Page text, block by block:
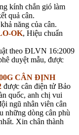
kính chắn gió làm
quả cân.
khả năng của cân.
OK, Hiệu chuẩn
theo ĐLVN 16:2009
duyệt mẫu, được
CÂN ĐỊNH
được cân điện tử Bảo
quốc, anh chị vui
ngũ nhân viên cân
những dòng cân phù
Xin chân thành